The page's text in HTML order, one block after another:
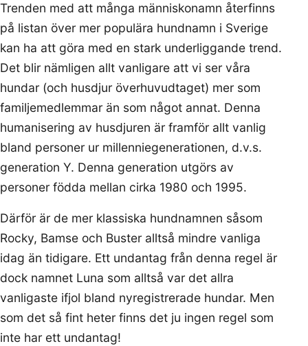
Trenden med att många människonamn återfinns
på listan över mer populära hundnamn i Sverige
kan ha att göra med en stark underliggande trend.
Det blir nämligen allt vanligare att vi ser våra
hundar (och husdjur överhuvudtaget) mer som
familjemedlemmar än som något annat. Denna
humanisering av husdjuren är framför allt vanlig
bland personer ur millenniegenerationen, d.v.s.
generation Y. Denna generation utgörs av
personer födda mellan cirka 1980 och 1995.
Därför är de mer klassiska hundnamnen såsom
Rocky, Bamse och Buster alltså mindre vanliga
idag än tidigare. Ett undantag från denna regel är
dock namnet Luna som alltså var det allra
vanligaste ifjol bland nyregistrerade hundar. Men
som det så fint heter finns det ju ingen regel som
inte har ett undantag!